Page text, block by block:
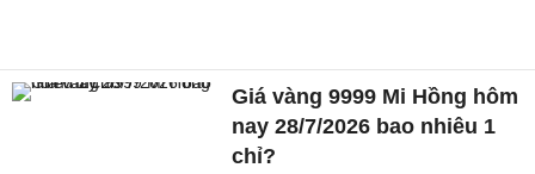
Giá vàng 9999 Mi Hồng hôm
nay 28/7/2026 bao nhiêu 1
chỉ?